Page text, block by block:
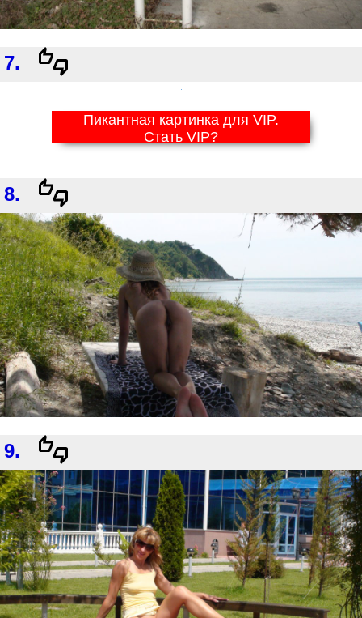
7.
Пикантная картинка для VIP.
Стать VIP?
8.
9.